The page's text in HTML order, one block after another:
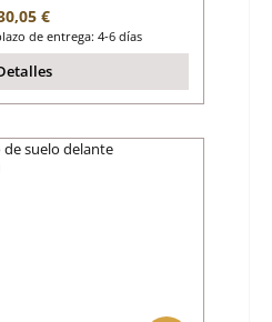
normal:
€
de entrega: 4-6 días